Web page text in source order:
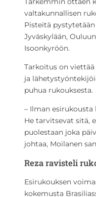
valtakunnallisen
Pisteitä
Jyväskylään,
Isoonkyröön.
Tarkoitus on
ja
puhua rukouksesta.
– Ilman
He tarvitsevat sitä,
puolestaan joka
johtaa, Moilanen
Reza ravisteli
Esirukouksen
kokemusta